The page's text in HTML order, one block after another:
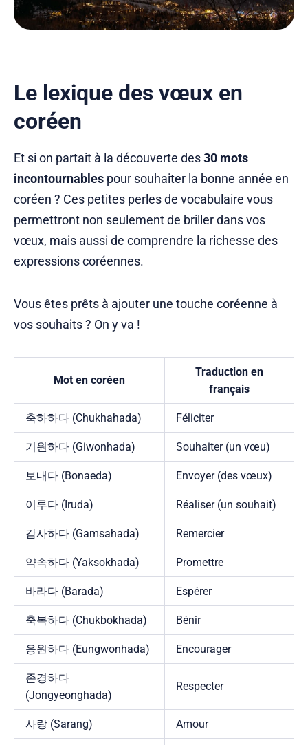
Le lexique des vœux en
coréen
Et si on partait à la découverte des30 mots
incontournables pour souhaiter la bonne année en
coréen ? Ces petites perles de vocabulaire vous
permettront non seulement de briller dans vos
vœux, mais aussi de comprendre la richesse des
expressions coréennes.
Vous êtes prêts à ajouter une touche coréenne à
vos souhaits ? On y va !
Mot en coréen
Traduction en
français
축하하다 (Chukhahada) Féliciter
기원하다 (Giwonhada) Souhaiter (un vœu)
보내다 (Bonaeda) Envoyer (des vœux)
이루다 (Iruda) Réaliser (un souhait)
감사하다 (Gamsahada) Remercier
약속하다 (Yaksokhada) Promettre
바라다 (Barada) Espérer
축복하다 (Chukbokhada) Bénir
응원하다 (Eungwonhada) Encourager
존경하다
(Jongyeonghada)
Respecter
사랑 (Sarang) Amour